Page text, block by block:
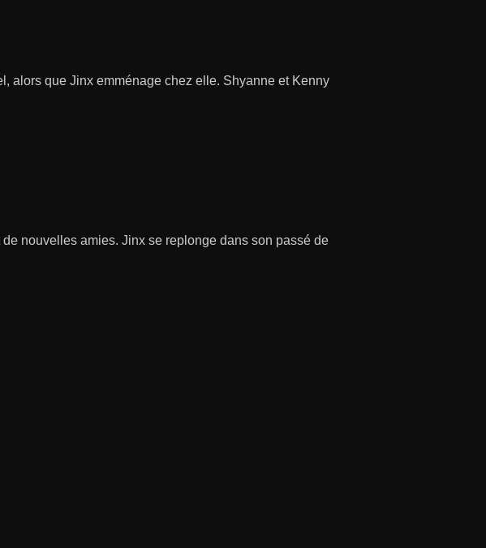
alors que Jinx emménage chez elle. Shyanne et Kenny
nouvelles amies. Jinx se replonge dans son passé de